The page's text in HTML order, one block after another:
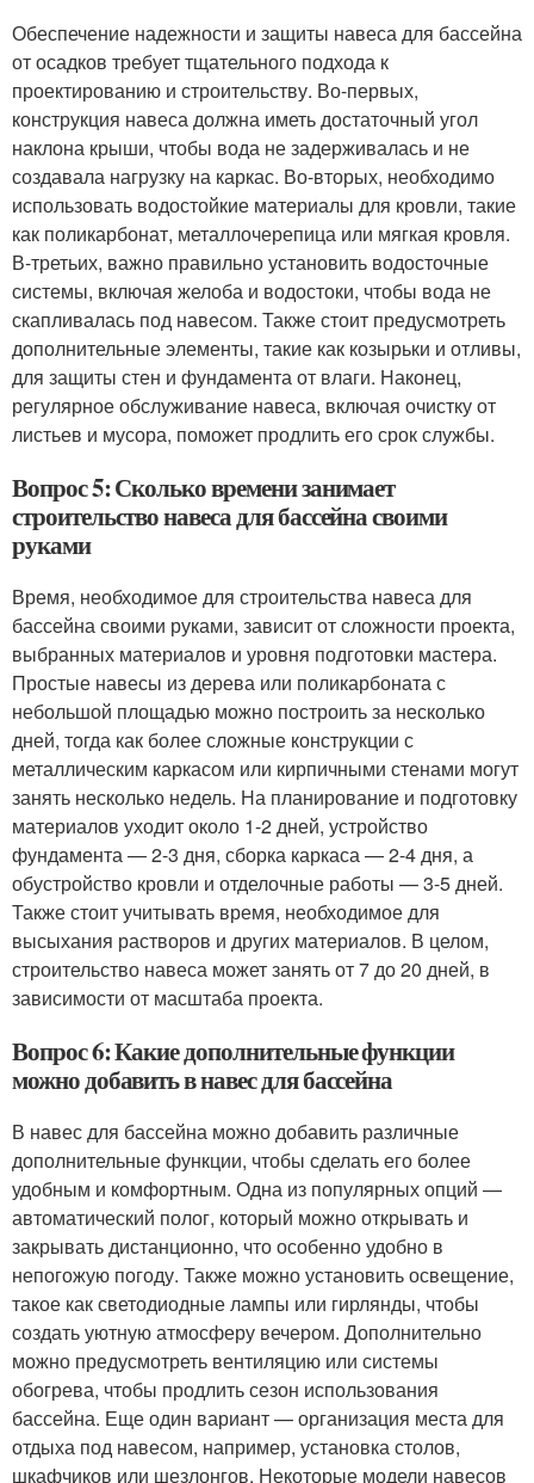
Обеспечение надежности и защиты навеса для бассейна
от осадков требует тщательного подхода к
проектированию и строительству. Во-первых,
конструкция навеса должна иметь достаточный угол
наклона крыши, чтобы вода не задерживалась и не
создавала нагрузку на каркас. Во-вторых, необходимо
использовать водостойкие материалы для кровли, такие
как поликарбонат, металлочерепица или мягкая кровля.
В-третьих, важно правильно установить водосточные
системы, включая желоба и водостоки, чтобы вода не
скапливалась под навесом. Также стоит предусмотреть
дополнительные элементы, такие как козырьки и отливы,
для защиты стен и фундамента от влаги. Наконец,
регулярное обслуживание навеса, включая очистку от
листьев и мусора, поможет продлить его срок службы.
Вопрос 5: Сколько времени занимает
строительство навеса для бассейна своими
руками
Время, необходимое для строительства навеса для
бассейна своими руками, зависит от сложности проекта,
выбранных материалов и уровня подготовки мастера.
Простые навесы из дерева или поликарбоната с
небольшой площадью можно построить за несколько
дней, тогда как более сложные конструкции с
металлическим каркасом или кирпичными стенами могут
занять несколько недель. На планирование и подготовку
материалов уходит около 1-2 дней, устройство
фундамента — 2-3 дня, сборка каркаса — 2-4 дня, а
обустройство кровли и отделочные работы — 3-5 дней.
Также стоит учитывать время, необходимое для
высыхания растворов и других материалов. В целом,
строительство навеса может занять от 7 до 20 дней, в
зависимости от масштаба проекта.
Вопрос 6: Какие дополнительные функции
можно добавить в навес для бассейна
В навес для бассейна можно добавить различные
дополнительные функции, чтобы сделать его более
удобным и комфортным. Одна из популярных опций —
автоматический полог, который можно открывать и
закрывать дистанционно, что особенно удобно в
непогожую погоду. Также можно установить освещение,
такое как светодиодные лампы или гирлянды, чтобы
создать уютную атмосферу вечером. Дополнительно
можно предусмотреть вентиляцию или системы
обогрева, чтобы продлить сезон использования
бассейна. Еще один вариант — организация места для
отдыха под навесом, например, установка столов,
шкафчиков или шезлонгов. Некоторые модели навесов